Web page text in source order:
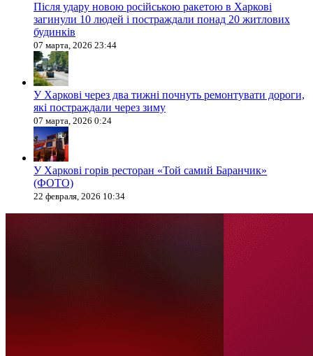
Після удару новою російською ракетою в Харкові
загинули 10 людей і постраждали понад 20 житлових
будинків
07 марта, 2026 23:44
У Харкові через два тижні почнуть ремонтувати дороги,
які постраждали через зиму
07 марта, 2026 0:24
У Харкові горів ресторан «Той самий Баранчик»
(ФОТО)
22 февраля, 2026 10:34